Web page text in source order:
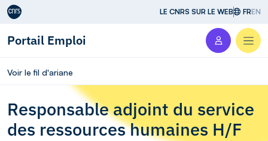
Aller au contenu LE CNRS SUR LE WEB FREN
Portail Emploi
Voir le fil d'ariane
Responsable adjoint du service
des ressources humaines H/F